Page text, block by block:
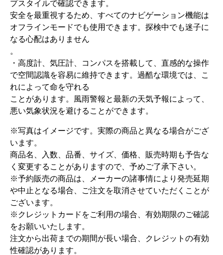
プスタイルで確認できます。
安全を最重視するため、すべてのナビゲーション機能は
オフラインモードでも使用できます。探検中でも迷子に
なる心配はありません
。
・高度計、気圧計、コンパスを搭載して、直感的な操作
で空間認識を容易に維持できます。過酷な環境では、こ
れによって命を守れる
ことがあります。風雨警報と最新の天気予報によって、
悪い気象状況を避けることができます。
※写真はイメージです。実際の商品と異なる場合がござ
います。
商品名、入数、品番、サイズ、価格、販売時期も予告な
く変更することがありますので、予めご了承下さい。
※予約販売の商品は、メーカーの諸事情により発売延期
や中止となる場合、ご注文を取消させていただくことが
ございます。
※クレジットカードをご利用の場合、有効期限のご確認
をお願いいたします。
注文から出荷までの期間が長い場合、クレジットの有効
性確認があります。